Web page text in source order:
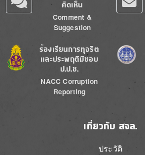
คิดเห็น
Comment &
Suggestion
Image
ร้องเรียนการทุจริต
และประพฤติมิชอบ
ป.ป.ช.
NACC Corruption
Reporting
Image
เกี่ยวกับ สจล.
ประวัติ